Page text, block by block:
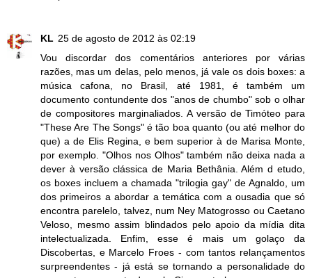
KL 25 de agosto de 2012 às 02:19
Vou discordar dos comentários anteriores por várias
razões, mas um delas, pelo menos, já vale os dois boxes: a
música cafona, no Brasil, até 1981, é também um
documento contundente dos "anos de chumbo" sob o olhar
de compositores marginaliados. A versão de Timóteo para
"These Are The Songs" é tão boa quanto (ou até melhor do
que) a de Elis Regina, e bem superior à de Marisa Monte,
por exemplo. "Olhos nos Olhos" também não deixa nada a
dever à versão clássica de Maria Bethânia. Além d etudo,
os boxes incluem a chamada "trilogia gay" de Agnaldo, um
dos primeiros a abordar a temática com a ousadia que só
encontra parelelo, talvez, num Ney Matogrosso ou Caetano
Veloso, mesmo assim blindados pelo apoio da mídia dita
intelectualizada. Enfim, esse é mais um golaço da
Discobertas, e Marcelo Froes - com tantos relançamentos
surpreendentes - já está se tornando a personalidade do